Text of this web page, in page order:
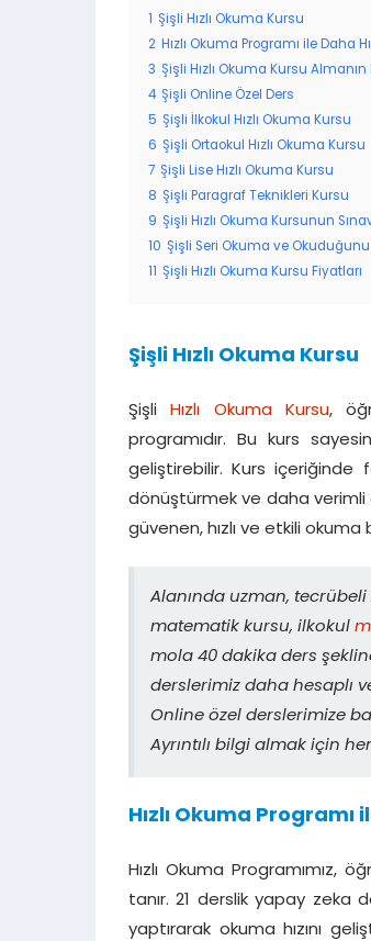
Şişli Hızlı Okuma Kursu
2 Hızlı Okuma Programı ile Daha
3 Şişli Hızlı Okuma Kursu
4 Şişli Online Özel Ders
5 Şişli İlkokul Hızlı Okuma Kursu
6 Şişli Ortaokul Hızlı Okuma Kursu
7 Şişli Lise Hızlı Okuma Kursu
8 Şişli Paragraf Teknikleri Kursu
9 Şişli Hızlı Okuma Kursunun
10 Şişli Seri Okuma ve
Şişli Hızlı Okuma Kursu Fiyatları
Şişli Hızlı Okuma Kursu
ŞişliHızlı Okuma Kursu,
programıdır. Bu kurs
geliştirebilir. Kurs içeriğinde
dönüştürmek ve daha verimli
güvenen, hızlı ve etkili
Alanında uzman,
matematik kursu, ilkokul
mola 40 dakika ders
derslerimiz daha hesaplı
Online özel derslerimize
Ayrıntılı bilgi almak için
Hızlı Okuma Programı
Hızlı Okuma Programımız,
tanır. 21 derslik yapay zeka
yaptırarak okuma hızını